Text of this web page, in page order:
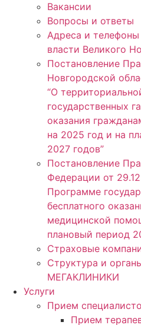
Вакансии
Вопросы и ответы
Адреса и телефоны
власти Великого
Постановление
Новгородской
“О
государственных
оказания
на 2025 год и на
2027 годов”
Постановление
Федерации от
Программе
бесплатного
медицинской
плановый период
Страховые
Структура и
МЕГАКЛИНИКИ
Услуги
Прием
Прием